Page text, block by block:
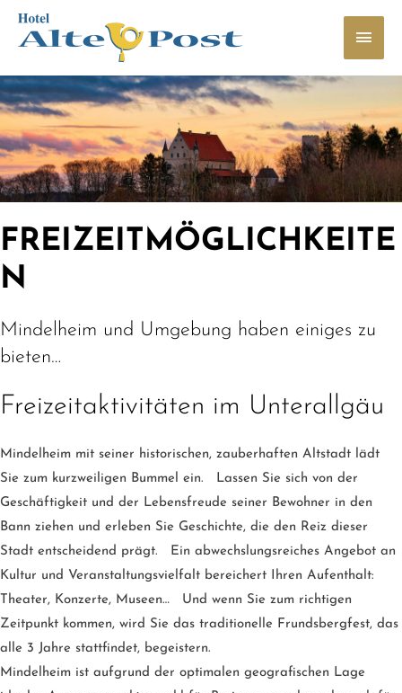
FREIZEITMÖGLICHKEITE
N
Mindelheim und Umgebung haben einiges zu
bieten…
Freizeitaktivitäten im Unterallgäu
Mindelheim mit seiner historischen, zauberhaften Altstadt lädt
Sie zum kurzweiligen Bummel ein. Lassen Sie sich von der
Geschäftigkeit und der Lebensfreude seiner Bewohner in den
Bann ziehen und erleben Sie Geschichte, die den Reiz dieser
Stadt entscheidend prägt. Ein abwechslungsreiches Angebot an
Kultur und Veranstaltungsvielfalt bereichert Ihren Aufenthalt:
Theater, Konzerte, Museen… Und wenn Sie zum richtigen
Zeitpunkt kommen, wird Sie das traditionelle Frundsbergfest, das
alle 3 Jahre stattfindet, begeistern.
Mindelheim ist aufgrund der optimalen geografischen Lage